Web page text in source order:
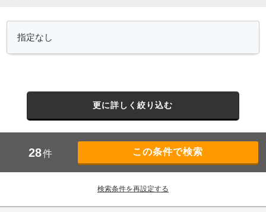
更に詳しく絞り込む
28件
検索条件を再設定する